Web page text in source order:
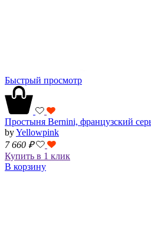
Быстрый просмотр
Простыня Bernini, французский
byYellowpink
7 660 ₽
Купить в 1 клик
В корзину